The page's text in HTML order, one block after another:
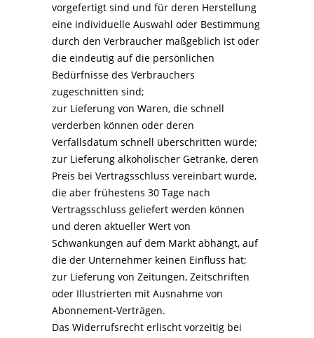
vorgefertigt sind und für deren Herstellung
eine individuelle Auswahl oder Bestimmung
durch den Verbraucher maßgeblich ist oder
die eindeutig auf die persönlichen
Bedürfnisse des Verbrauchers
zugeschnitten sind;
zur Lieferung von Waren, die schnell
verderben können oder deren
Verfallsdatum schnell überschritten würde;
zur Lieferung alkoholischer Getränke, deren
Preis bei Vertragsschluss vereinbart wurde,
die aber frühestens 30 Tage nach
Vertragsschluss geliefert werden können
und deren aktueller Wert von
Schwankungen auf dem Markt abhängt, auf
die der Unternehmer keinen Einfluss hat;
zur Lieferung von Zeitungen, Zeitschriften
oder Illustrierten mit Ausnahme von
Abonnement-Verträgen.
Das Widerrufsrecht erlischt vorzeitig bei